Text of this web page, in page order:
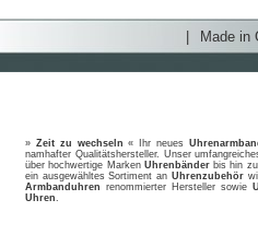
Made in
» Zeit zu wechseln « Ihr neues
namhafter Qualitätshersteller. Unser
über hochwertige Marken Uhrenbänderbis hin zu
ein ausgewähltes Sortiment an Uhrenzubehör
Armbanduhren renommierter Hersteller sowie
Uhren.